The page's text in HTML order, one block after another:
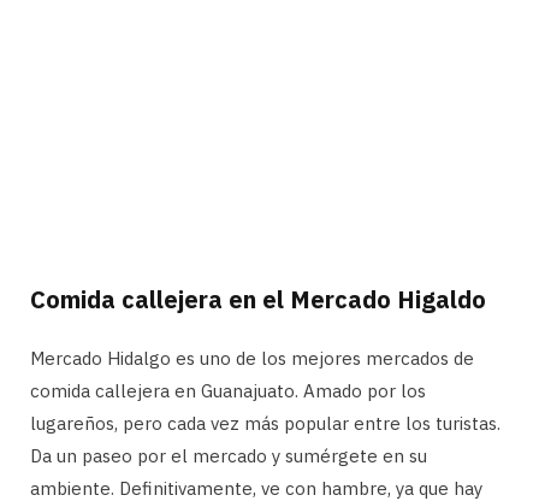
Comida callejera en el Mercado Higaldo
Mercado Hidalgo es uno de los mejores mercados de
comida callejera en Guanajuato. Amado por los
lugareños, pero cada vez más popular entre los turistas.
Da un paseo por el mercado y sumérgete en su
ambiente. Definitivamente, ve con hambre, ya que hay